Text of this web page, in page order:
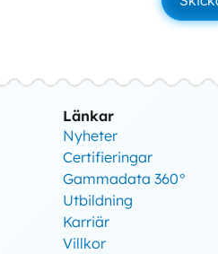
Länkar
Nyheter
Certifieringar
Gammadata 360°
Utbildning
Karriär
Villkor